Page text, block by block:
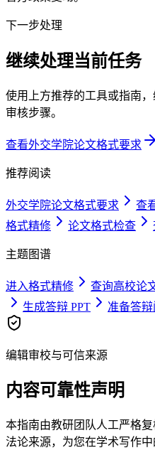
下一步处理
继续处理当前任务
使用上方推荐的工具或指南
审核步骤。
查看外交学院论文格式要求
推荐阅读
外交学院论文格式要求 查
格式精修
论文格式检查
主题图谱
进入格式精修 查询高校论
生成答辩 PPT
准备答
编辑审校与可信来源
内容可靠性声明
本指南由教研团队人工严格
法论来源，为您在学术写作